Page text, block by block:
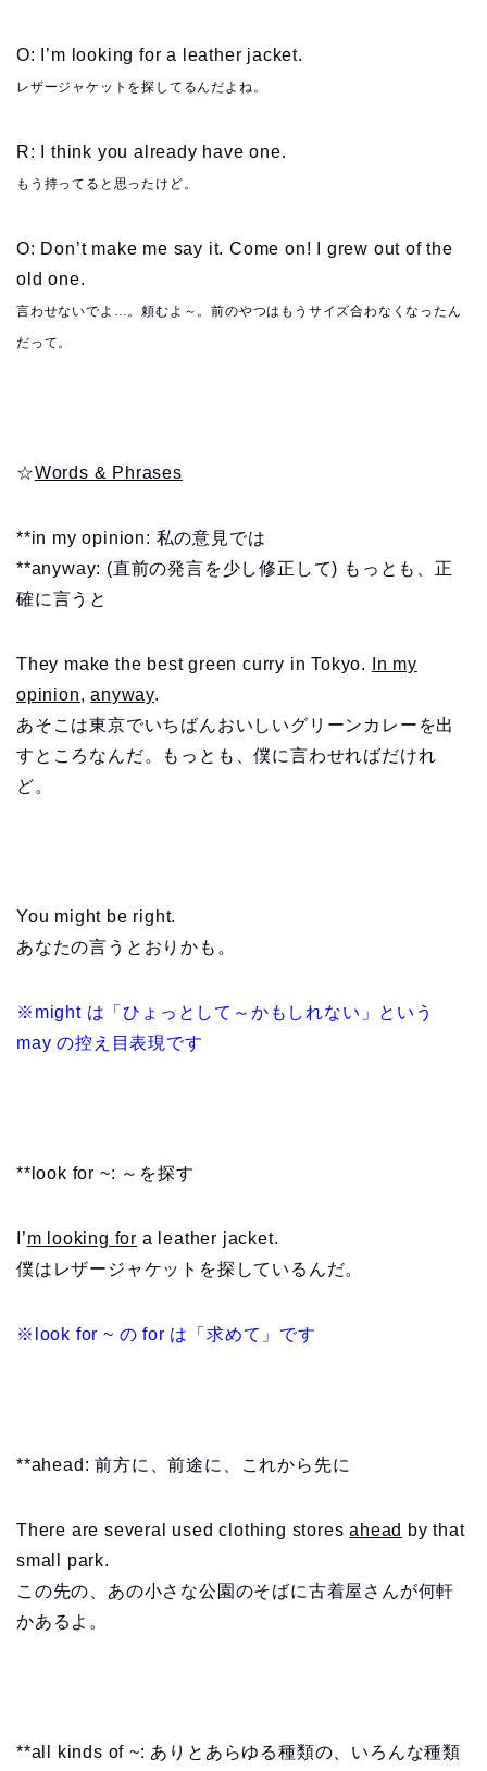
O: I’m looking for a leather jacket.
レザージャケットを探してるんだよね。
R: I think you already have one.
もう持ってると思ったけど。
O: Don’t make me say it. Come on! I grew out of the
old one.
言わせないでよ…。頼むよ～。前のやつはもうサイズ合わなくなったん
だって。
☆Words & Phrases
**in my opinion: 私の意見では
**anyway: (直前の発言を少し修正して) もっとも、正
確に言うと
They make the best green curry in Tokyo.
In my
opinion,anyway.
あそこは東京でいちばんおいしいグリーンカレーを出
すところなんだ。もっとも、僕に言わせればだけれ
ど。
You might be right.
あなたの言うとおりかも。
※might は「ひょっとして～かもしれない」という
may の控え目表現です
**look for ~: ～を探す
I’m looking for a leather jacket.
僕はレザージャケットを探しているんだ。
※look for ~ の for は「求めて」です
**ahead: 前方に、前途に、これから先に
There are several used clothing storesahead by that
small park.
この先の、あの小さな公園のそばに古着屋さんが何軒
かあるよ。
**all kinds of ~: ありとあらゆる種類の、いろんな種類